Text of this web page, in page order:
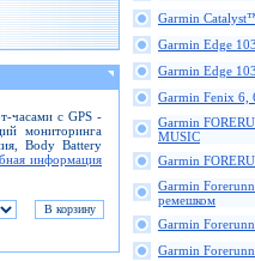
часами с GPS -
мониторинга
Body Battery
информация
Garmin
Garmin Edge
Garmin Edge
Garmin Fenix 6,
Garmin
MUSIC
Garmin
Garmin
ремешком
Garmin
Garmin